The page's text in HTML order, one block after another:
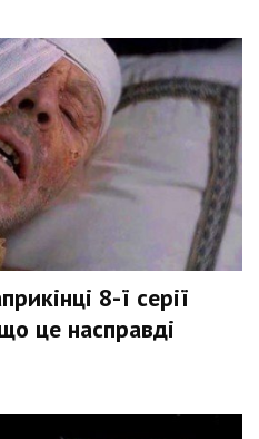
8-ї серії
це насправді